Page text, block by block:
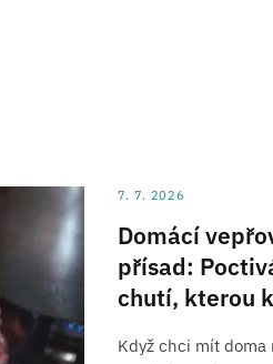
7. 7. 2026
Domácí
přísad:
chutí, kterou
Když chci mít doma